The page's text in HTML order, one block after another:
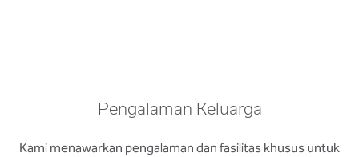
Pengalaman Keluarga
Kami menawarkan pengalaman dan fasilitas khusus untuk